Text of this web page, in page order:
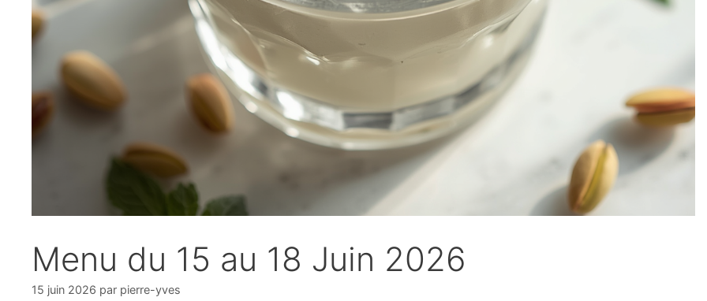
Menu du 15 au 18 Juin 2026
15 juin 2026 par pierre-yves